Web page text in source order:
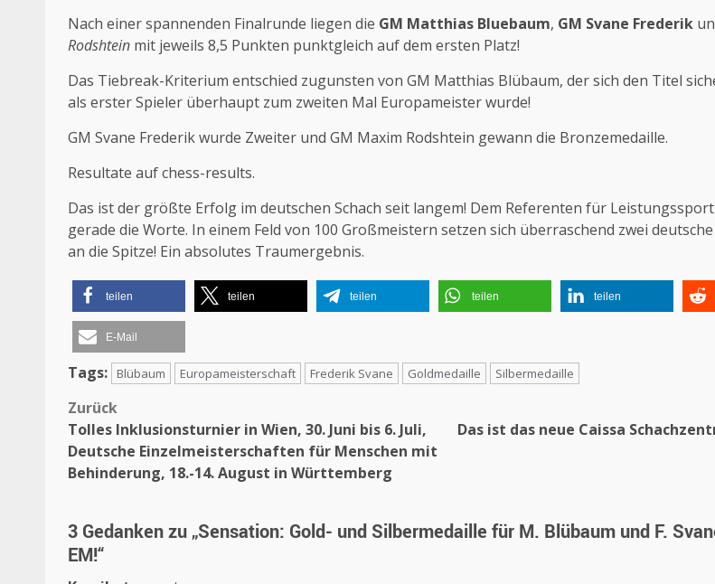
Nach einer spannenden Finalrunde liegen die GM Matthias Bluebaum, GM Svane Frederik
Rodshtein mit jeweils 8,5 Punkten punktgleich auf dem ersten Platz!
Das Tiebreak-Kriterium entschied zugunsten von GM Matthias Blübaum, der sich den Titel
als erster Spieler überhaupt zum zweiten Mal Europameister wurde!
GM Svane Frederik wurde Zweiter und GM Maxim Rodshtein gewann die Bronzemedaille.
Resultate auf chess-results.
Das ist der größte Erfolg im deutschen Schach seit langem! Dem Referenten für
gerade die Worte. In einem Feld von 100 Großmeistern setzen sich überraschend zwei
an die Spitze! Ein absolutes Traumergebnis.
teilen teilen teilen teilen teilen
E-Mail
Tags: Blübaum Europameisterschaft Frederik Svane Goldmedaille Silbermedaille
Beitragsnavigation
Zurück
Tolles Inklusionsturnier in Wien, 30. Juni bis 6. Juli,
Deutsche Einzelmeisterschaften für Menschen mit
Behinderung, 18.-14. August in Württemberg
Das ist das neue Caissa
3 Gedanken zu „Sensation: Gold- und Silbermedaille für M. Blübaum und F.
EM!“